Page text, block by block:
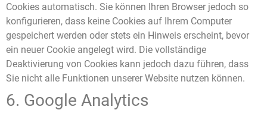
Cookies automatisch. Sie können Ihren Browser jedoch so
konfigurieren, dass keine Cookies auf Ihrem Computer
gespeichert werden oder stets ein Hinweis erscheint, bevor
ein neuer Cookie angelegt wird. Die vollständige
Deaktivierung von Cookies kann jedoch dazu führen, dass
Sie nicht alle Funktionen unserer Website nutzen können.
6. Google Analytics